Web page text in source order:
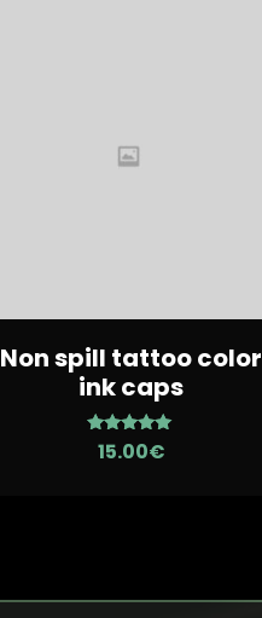
Non spill tattoo color
ink caps
5.00
out
15.00€